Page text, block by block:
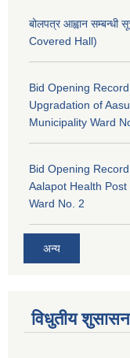
बोलपत्र आह्वान
Covered Hall)
Bid Opening
Upgradation of
Municipality Ward
Bid Opening
Aalapot Health
Ward No. 2
अन्य
विधुतीय